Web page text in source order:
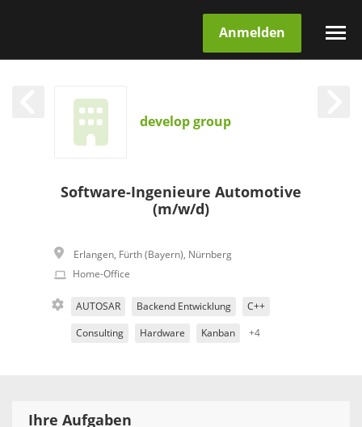
Anmelden
develop group
Software-Ingenieure Automotive
(m/w/d)
Erlangen, Fürth (Bayern), Nürnberg
Home-Office
AUTOSAR Backend Entwicklung C++
Consulting Hardware Kanban +4
Ihre Aufgaben